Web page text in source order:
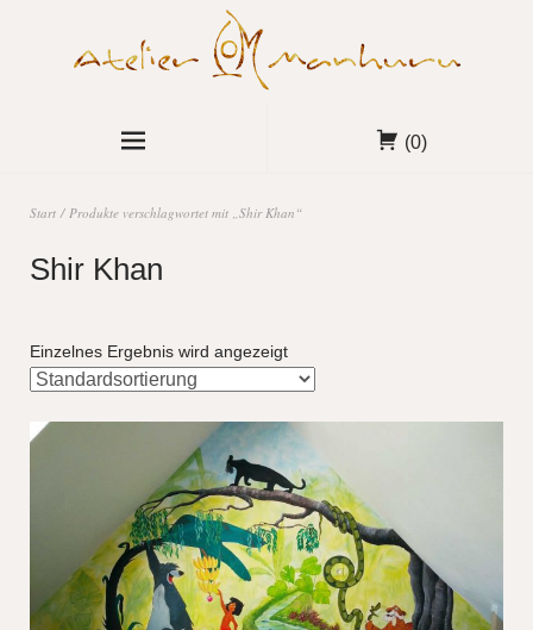
(0)
Start / Produkte verschlagwortet mit „Shir Khan“
Shir Khan
Einzelnes Ergebnis wird angezeigt